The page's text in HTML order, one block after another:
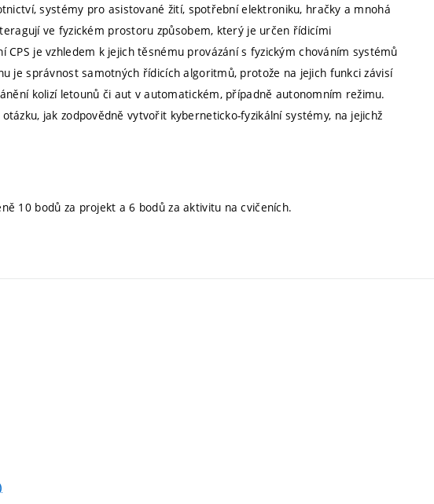
systémy pro asistované žití, spotřební elektroniku, hračky a mnohá
ve fyzickém prostoru způsobem, který je určen řídicími
je vzhledem k jejich těsnému provázání s fyzickým chováním systémů
je správnost samotných řídicích algoritmů, protože na jejich funkci závisí
kolizí letounů či aut v automatickém, případně autonomním režimu.
jak zodpovědně vytvořit kyberneticko-fyzikální systémy, na jejichž
10 bodů za projekt a 6 bodů za aktivitu na cvičeních.